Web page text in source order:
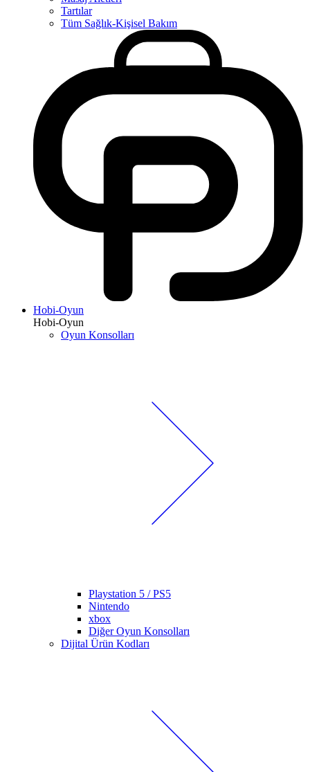
Tartılar
Tüm Sağlık-Kişisel Bakım
Hobi-Oyun
Hobi-Oyun
Oyun Konsolları
Playstation 5 / PS5
Nintendo
xbox
Diğer Oyun Konsolları
Dijital Ürün Kodları